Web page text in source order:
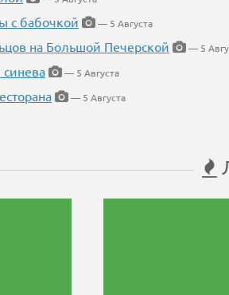
с бабочкой
— 5 Августа
на Большой Печерской
— 5
— 5 Августа
— 5 Августа